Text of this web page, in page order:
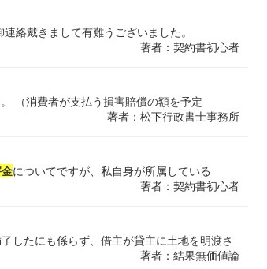
絡戴きまして有難うございました。
著者：契約書初心者
（消費者が支払う損害賠償の額を予定
著者：松下行政書士事務所
についてですが、私自身が所属している
著者：契約書初心者
したにも係らず、借主が貸主に土地を明渡さ
著者：結果無価値論